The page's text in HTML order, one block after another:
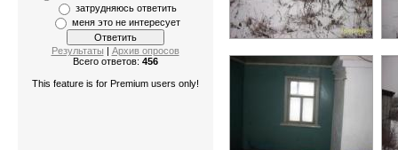
затрудняюсь ответить
меня это не интересует
Результаты | Архив опросов
Всего ответов: 456
This feature is for Premium users only!